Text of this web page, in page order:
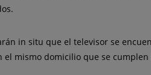
in situ que el televisor se
mismo domicilio que se